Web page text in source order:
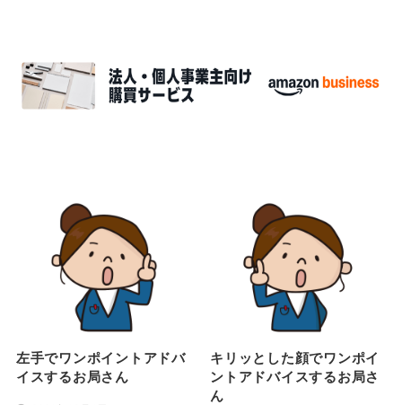
左手でワンポイントアドバ
イスするお局さん
キリッとした顔でワンポイ
ントアドバイスするお局さ
ん